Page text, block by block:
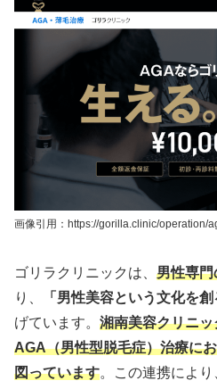
画像引用：https://gorilla.clinic/operation/
ゴリラクリニックは、 男性専門
り、
「男性美容という文化を創
げています。 湘南美容クリニ
AGA（男性型脱毛症）治療に
図っています。この連携によ